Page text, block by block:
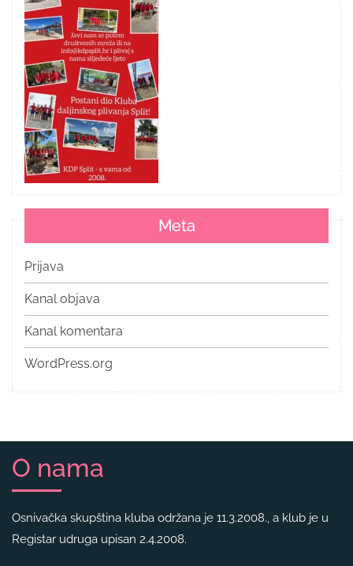
Meta
Prijava
Kanal objava
Kanal komentara
WordPress.org
O nama
Osnivačka skupština kluba održana je 11.3.2008., a klub je u
Registar udruga upisan 2.4.2008.